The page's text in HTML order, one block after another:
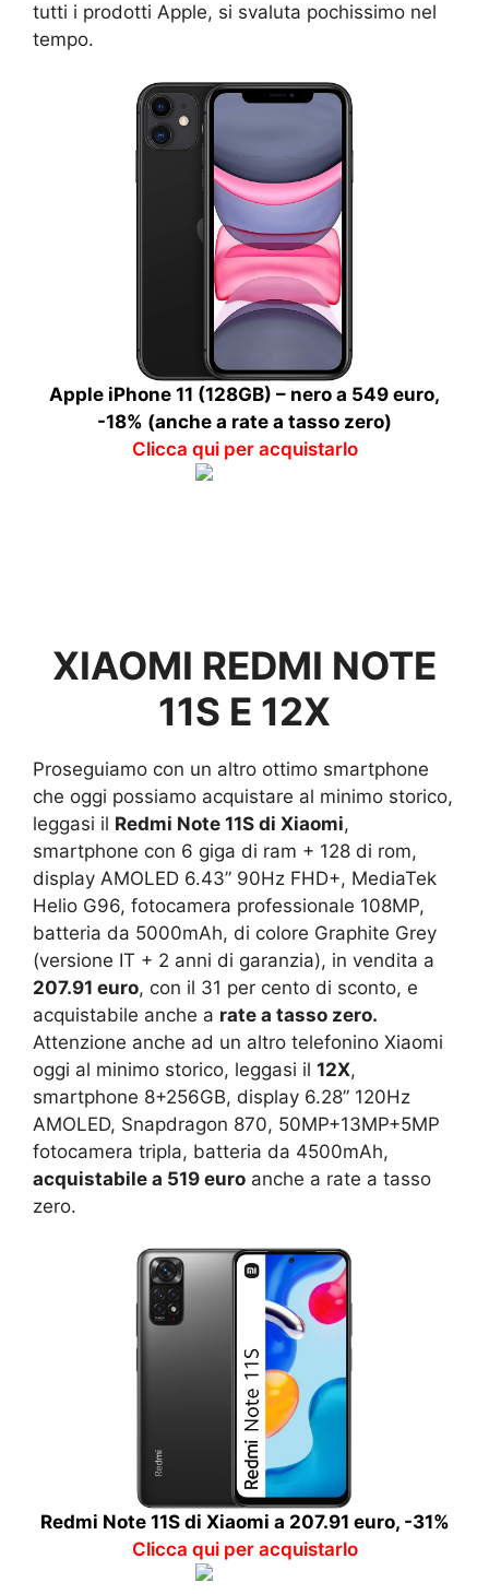
tutti i prodotti Apple, si svaluta pochissimo nel
tempo.
Apple iPhone 11 (128GB) – nero a 549 euro,
-18% (anche a rate a tasso zero)
Clicca qui per acquistarlo
XIAOMI REDMI NOTE
11S E 12X
Proseguiamo con un altro ottimo smartphone
che oggi possiamo acquistare al minimo storico,
leggasi il Redmi Note 11S di Xiaomi,
smartphone con 6 giga di ram + 128 di rom,
display AMOLED 6.43” 90Hz FHD+, MediaTek
Helio G96, fotocamera professionale 108MP,
batteria da 5000mAh, di colore Graphite Grey
(versione IT + 2 anni di garanzia), in vendita a
207.91 euro, con il 31 per cento di sconto, e
acquistabile anche a rate a tasso zero.
Attenzione anche ad un altro telefonino Xiaomi
oggi al minimo storico, leggasi il 12X,
smartphone 8+256GB, display 6.28” 120Hz
AMOLED, Snapdragon 870, 50MP+13MP+5MP
fotocamera tripla, batteria da 4500mAh,
acquistabile a 519 euro anche a rate a tasso
zero.
Redmi Note 11S di Xiaomi a 207.91 euro, -31%
Clicca qui per acquistarlo